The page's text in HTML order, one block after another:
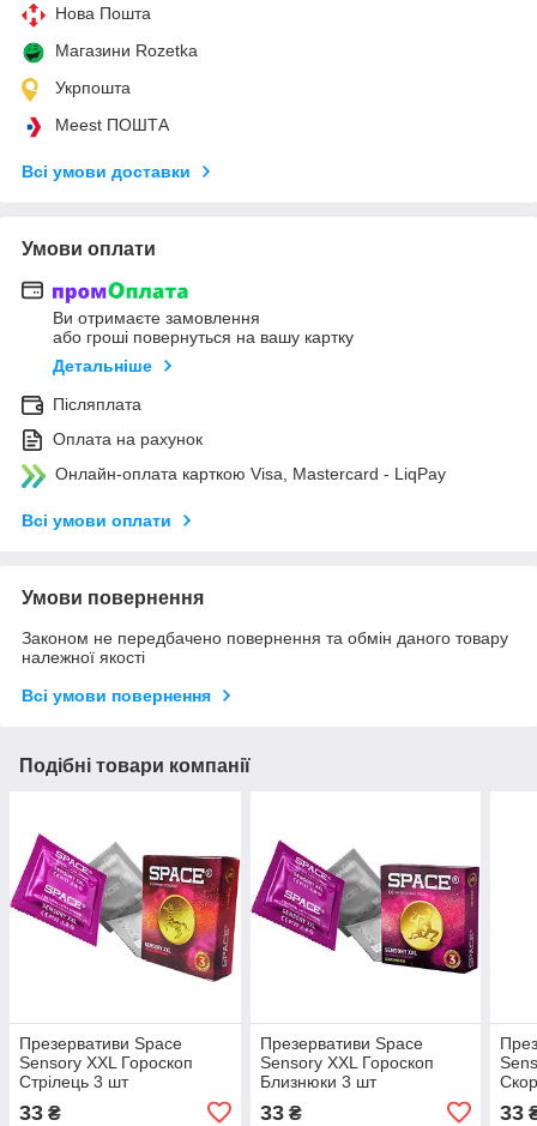
Нова Пошта
Магазини Rozetka
Укрпошта
Meest ПОШТА
Всі умови доставки
Умови оплати
Ви отримаєте замовлення
або гроші повернуться на вашу картку
Детальніше
Післяплата
Оплата на рахунок
Онлайн-оплата карткою Visa, Mastercard - LiqPay
Всі умови оплати
Умови повернення
Законом не передбачено повернення та обмін даного товару
належної якості
Всі умови повернення
Подібні товари компанії
Презервативи Space
Sensory XXL Гороскоп
Стрілець 3 шт
33 ₴
Презервативи Space
Sensory XXL Гороскоп
Близнюки 3 шт
33₴ 33